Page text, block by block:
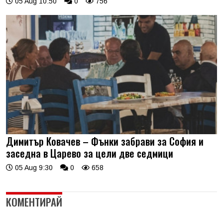
Димитър Ковачев – Фънки забрави за София и
заседна в Царево за цели две седмици
05 Aug 9:30 0 658
КОМЕНТИРАЙ